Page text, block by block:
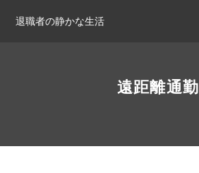
退職者の静かな生活
遠距離通勤